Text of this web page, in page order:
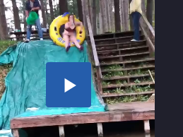
Play
Video